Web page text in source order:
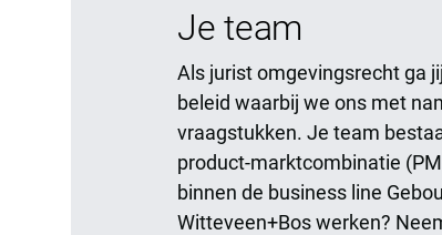
Je team
Als jurist omgevingsrecht ga
beleid waarbij we ons met
vraagstukken. Je team
product-marktcombinatie
binnen de business line
Witteveen+Bos werken?